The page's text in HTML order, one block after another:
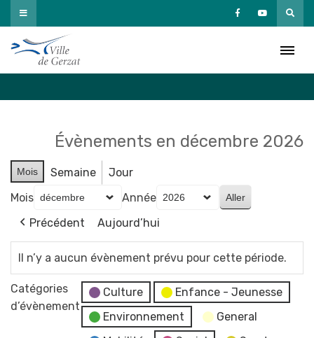
Passer
au
contenu
Évènements en décembre 2026
Mois Semaine
Jour
Mois
Année
Précédent
Aujourd’hui
Il n’y a aucun évènement prévu pour cette période.
Catégories
d’évènement
Culture
Enfance - Jeunesse
Environnement
General